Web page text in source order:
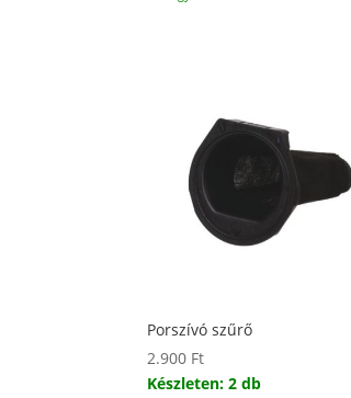
Porszívó szűrő
2.900 Ft
Készleten: 2 db